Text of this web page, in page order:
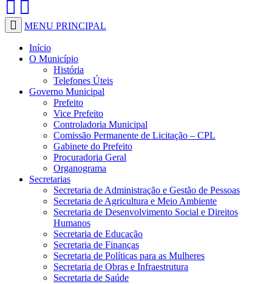
MENU PRINCIPAL
Início
O Município
História
Telefones Úteis
Governo Municipal
Prefeito
Vice Prefeito
Controladoria Municipal
Comissão Permanente de Licitação – CPL
Gabinete do Prefeito
Procuradoria Geral
Organograma
Secretarias
Secretaria de Administração e Gestão de Pessoas
Secretaria de Agricultura e Meio Ambiente
Secretaria de Desenvolvimento Social e Direitos
Humanos
Secretaria de Educação
Secretaria de Finanças
Secretaria de Políticas para as Mulheres
Secretaria de Obras e Infraestrutura
Secretaria de Saúde